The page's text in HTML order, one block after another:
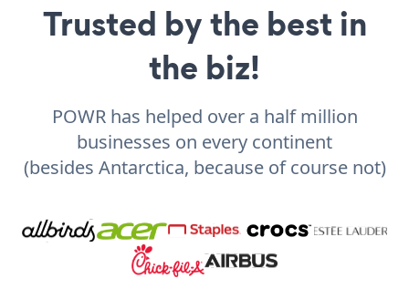
Trusted by the best in
the biz!
POWR has helped over a half million
businesses on every continent
(besides Antarctica, because of course not)